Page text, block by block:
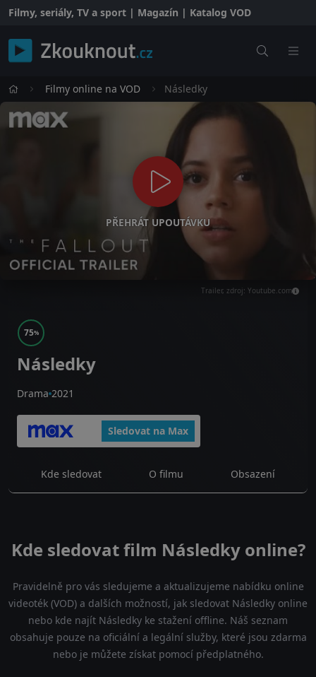
Filmy, seriály, TV a sport | Magazín | Katalog VOD
Filmy online na VOD Následky
PŘEHRÁT UPOUTÁVKU
Trailer, zdroj: Youtube.com
75%
Následky
Drama 2021
Sledovat na Max
Kde sledovat O filmu Obsazení
Kde sledovat film Následky online?
Pravidelně pro vás sledujeme a aktualizujeme nabídku online
videoték (VOD) a dalších možností, jak sledovat Následky online
nebo kde najít Následky ke stažení offline. Náš seznam
obsahuje pouze na oficiální a legální služby, které jsou zdarma
nebo je můžete získat pomocí předplatného.